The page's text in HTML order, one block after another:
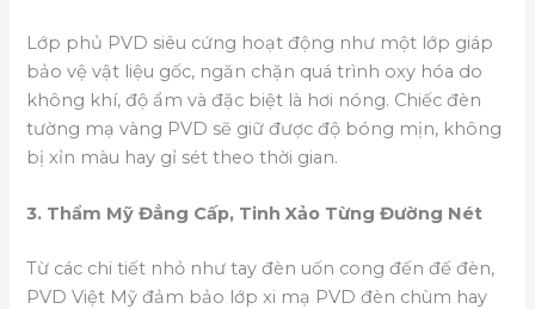
Lớp phủ PVD siêu cứng hoạt động như một lớp giáp
bảo vệ vật liệu gốc, ngăn chặn quá trình oxy hóa do
không khí, độ ẩm và đặc biệt là hơi nóng. Chiếc đèn
tường mạ vàng PVD sẽ giữ được độ bóng mịn, không
bị xỉn màu hay gỉ sét theo thời gian.
3. Thẩm Mỹ Đẳng Cấp, Tinh Xảo Từng Đường Nét
Từ các chi tiết nhỏ như tay đèn uốn cong đến đế đèn,
PVD Việt Mỹ đảm bảo lớp xi mạ PVD đèn chùm hay